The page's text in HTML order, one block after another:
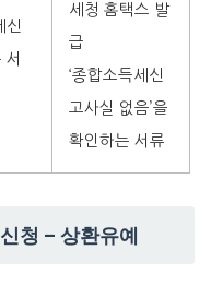
신
서
세청 홈택스 발
급
‘종합소득세신
고사실 없음’을
확인하는 서류
청 – 상환유예